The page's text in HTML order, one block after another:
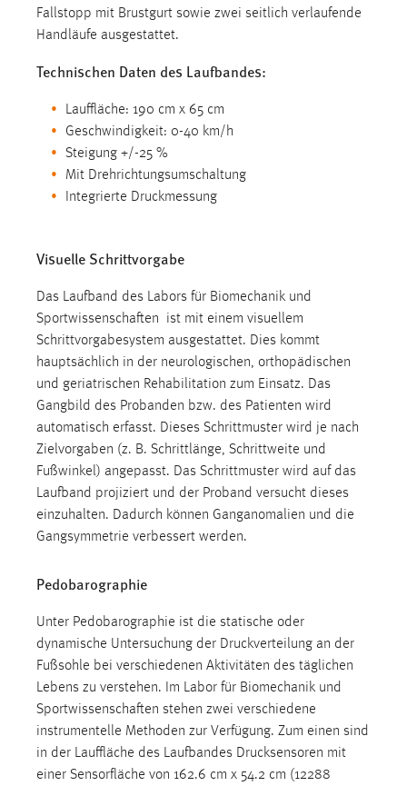
Fallstopp mit Brustgurt sowie zwei seitlich verlaufende
Handläufe ausgestattet.
Technischen Daten des Laufbandes:
Lauffläche: 190 cm x 65 cm
Geschwindigkeit: 0-40 km/h
Steigung +/-25 %
Mit Drehrichtungsumschaltung
Integrierte Druckmessung
Visuelle Schrittvorgabe
Das Laufband des Labors für Biomechanik und
Sportwissenschaften ist mit einem visuellem
Schrittvorgabesystem ausgestattet. Dies kommt
hauptsächlich in der neurologischen, orthopädischen
und geriatrischen Rehabilitation zum Einsatz. Das
Gangbild des Probanden bzw. des Patienten wird
automatisch erfasst. Dieses Schrittmuster wird je nach
Zielvorgaben (z. B. Schrittlänge, Schrittweite und
Fußwinkel) angepasst. Das Schrittmuster wird auf das
Laufband projiziert und der Proband versucht dieses
einzuhalten. Dadurch können Ganganomalien und die
Gangsymmetrie verbessert werden.
Pedobarographie
Unter Pedobarographie ist die statische oder
dynamische Untersuchung der Druckverteilung an der
Fußsohle bei verschiedenen Aktivitäten des täglichen
Lebens zu verstehen. Im Labor für Biomechanik und
Sportwissenschaften stehen zwei verschiedene
instrumentelle Methoden zur Verfügung. Zum einen sind
in der Lauffläche des Laufbandes Drucksensoren mit
einer Sensorfläche von 162.6 cm x 54.2 cm (12288
Cookie Laufzeit:
Facebook Pixel
Name:
_fbp
Anbieter:
Facebook
Conversion-Tracking
Cookie Laufzeit:
3 Monate
EXTERNE MEDIEN
Um Inhalte von Videoplattformen und Social Media
Plattformen anzeigen zu können, werden von diesen
externen Medien Cookies gesetzt.
YouTube